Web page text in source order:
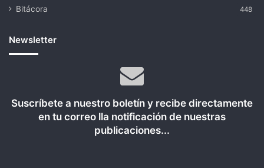
Bitácora 448
Newsletter
Suscríbete a nuestro boletín y recibe directamente
en tu correo lla notificación de nuestras
publicaciones...